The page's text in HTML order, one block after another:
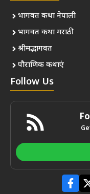
भागवत कथा नेपाली
भागवत कथा मराठी
श्रीमद्भागवत
पौराणिक कथाएं
Follow Us